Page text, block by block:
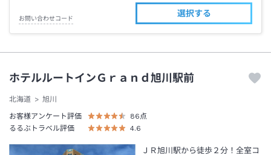
お問い合わせコード
選択する
ホテルルートインＧｒａｎｄ旭川駅前
北海道
旭川
お客様アンケート評価
86点
るるぶトラベル評価
4.6
ＪＲ旭川駅から徒歩２分！全室コ